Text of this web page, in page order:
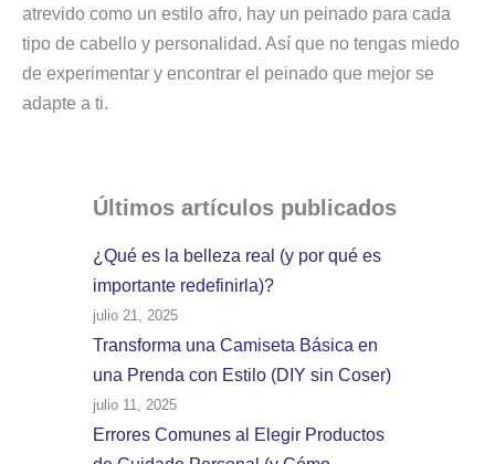
atrevido como un estilo afro, hay un peinado para cada
tipo de cabello y personalidad. Así que no tengas miedo
de experimentar y encontrar el peinado que mejor se
adapte a ti.
Últimos artículos publicados
¿Qué es la belleza real (y por qué es
importante redefinirla)?
julio 21, 2025
Transforma una Camiseta Básica en
una Prenda con Estilo (DIY sin Coser)
julio 11, 2025
Errores Comunes al Elegir Productos